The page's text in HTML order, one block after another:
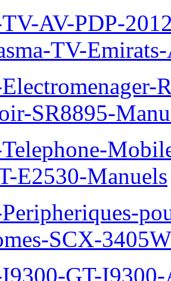
TV-AV-PDP-
TV-
SR8895-
E2530-Manuels
Peripheriques-
SCX-
I9300-GT-